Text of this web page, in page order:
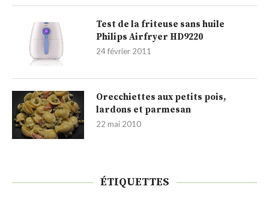
Test de la friteuse sans huile
Philips Airfryer HD9220
24 février 2011
Orecchiettes aux petits pois,
lardons et parmesan
22 mai 2010
ÉTIQUETTES